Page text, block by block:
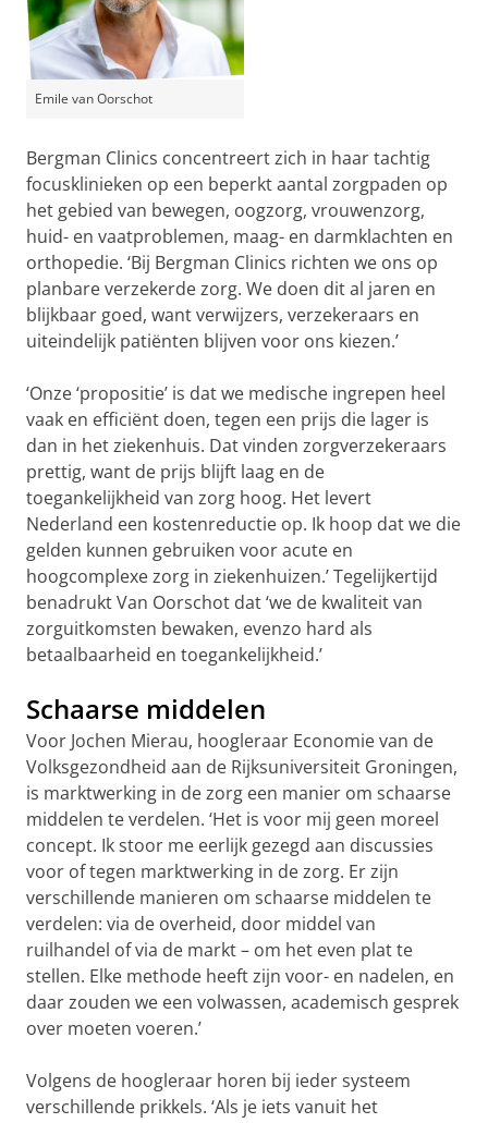
Emile van Oorschot
Bergman Clinics concentreert zich in haar tachtig
focusklinieken op een beperkt aantal zorgpaden op
het gebied van bewegen, oogzorg, vrouwenzorg,
huid- en vaatproblemen, maag- en darmklachten en
orthopedie. ‘Bij Bergman Clinics richten we ons op
planbare verzekerde zorg. We doen dit al jaren en
blijkbaar goed, want verwijzers, verzekeraars en
uiteindelijk patiënten blijven voor ons kiezen.’
‘Onze ‘propositie’ is dat we medische ingrepen heel
vaak en efficiënt doen, tegen een prijs die lager is
dan in het ziekenhuis. Dat vinden zorgverzekeraars
prettig, want de prijs blijft laag en de
toegankelijkheid van zorg hoog. Het levert
Nederland een kostenreductie op. Ik hoop dat we die
gelden kunnen gebruiken voor acute en
hoogcomplexe zorg in ziekenhuizen.’ Tegelijkertijd
benadrukt Van Oorschot dat ‘we de kwaliteit van
zorguitkomsten bewaken, evenzo hard als
betaalbaarheid en toegankelijkheid.’
Schaarse middelen
Voor Jochen Mierau, hoogleraar Economie van de
Volksgezondheid aan de Rijksuniversiteit Groningen,
is marktwerking in de zorg een manier om schaarse
middelen te verdelen. ‘Het is voor mij geen moreel
concept. Ik stoor me eerlijk gezegd aan discussies
voor of tegen marktwerking in de zorg. Er zijn
verschillende manieren om schaarse middelen te
verdelen: via de overheid, door middel van
ruilhandel of via de markt – om het even plat te
stellen. Elke methode heeft zijn voor- en nadelen, en
daar zouden we een volwassen, academisch gesprek
over moeten voeren.’
Volgens de hoogleraar horen bij ieder systeem
verschillende prikkels. ‘Als je iets vanuit het